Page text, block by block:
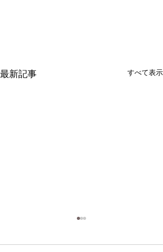
最新記事 すべて表示